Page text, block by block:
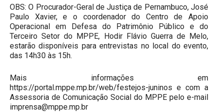
OBS: O Procurador-Geral de Justiça de Pernambuco, José
Paulo Xavier, e o coordenador do Centro de Apoio
Operacional em Defesa do Patrimônio Público e do
Terceiro Setor do MPPE, Hodir Flávio Guerra de Melo,
estarão disponíveis para entrevistas no local do evento,
das 14h30 às 15h.
Mais informações em
https://portal.mppe.mp.br/web/festejos-juninos e com a
Assessoria de Comunicação Social do MPPE pelo e-mail
imprensa@mppe.mp.br